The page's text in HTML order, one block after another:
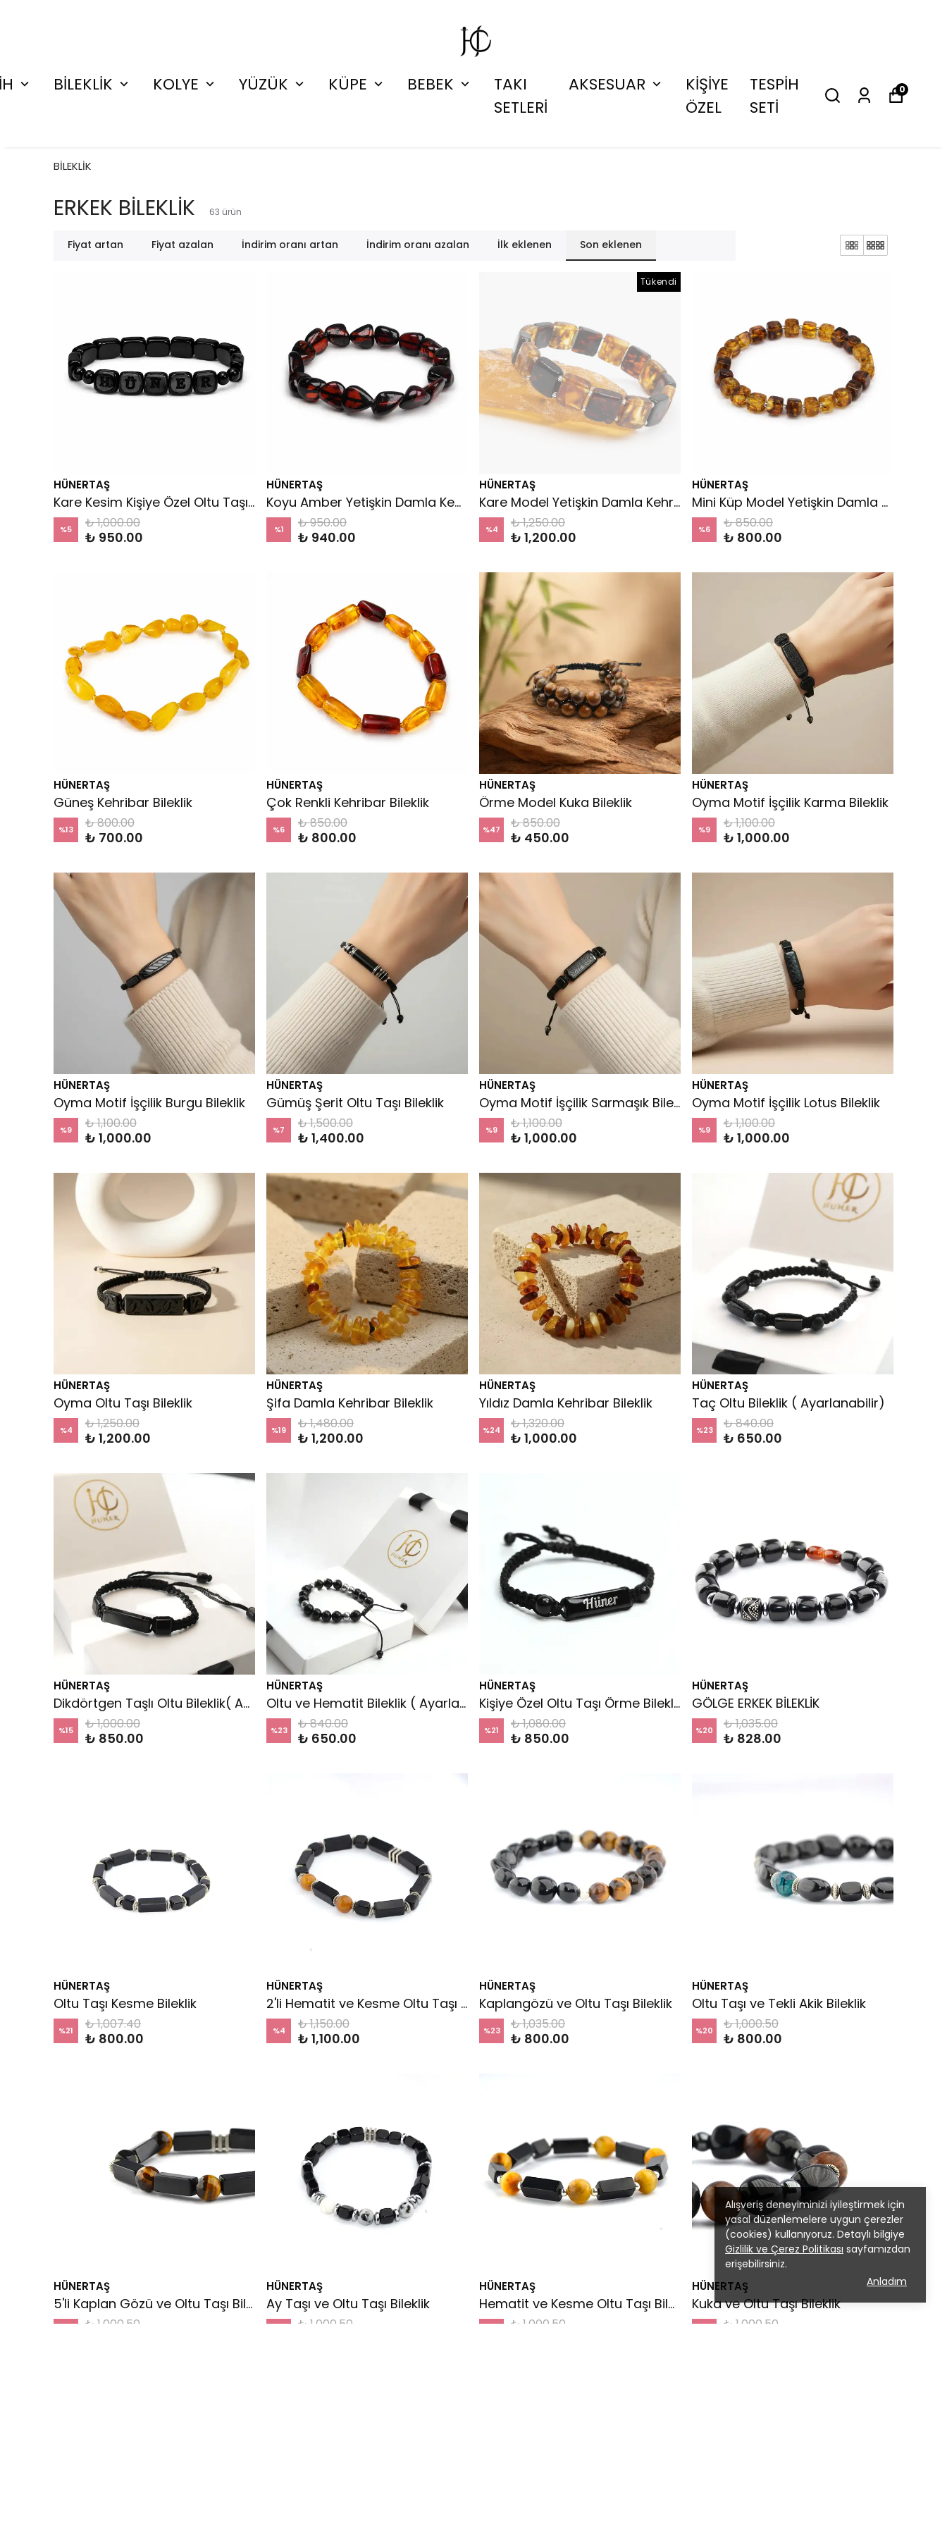
BİLEKLİK KOLYE YÜZÜK KÜPE BEBEK
TAKI
SETLERİ
AKSESUAR
KİŞİYE
ÖZEL
TESPİH
SETİ
0
Alışveriş deneyiminizi iyileştirmek için
yasal düzenlemelere uygun çerezler
(cookies) kullanıyoruz. Detaylı bilgiye
Gizlilik ve Çerez Politikası sayfamızdan
erişebilirsiniz.
Anladım
BİLEKLİK
ERKEK BİLEKLİK 63 ürün
Fiyat artan Fiyat azalan İndirim oranı artan İndirim oranı azalan İlk eklenen Son eklenen
HÜNERTAŞ
Kare Kesim Kişiye Özel Oltu Taşı Bileklik
%5 ₺ 1,000.00
₺ 950.00
HÜNERTAŞ
Koyu Amber Yetişkin Damla Kehribar Bileklik
%1 ₺ 950.00
₺ 940.00
Tükendi
HÜNERTAŞ
Kare Model Yetişkin Damla Kehribar Bileklik
%4 ₺ 1,250.00
₺ 1,200.00
HÜNERTAŞ
Mini Küp Model Yetişkin Damla Kehribar Bileklik
%6 ₺ 850.00
₺ 800.00
HÜNERTAŞ
Güneş Kehribar Bileklik
%13 ₺ 800.00
₺ 700.00
HÜNERTAŞ
Çok Renkli Kehribar Bileklik
%6 ₺ 850.00
₺ 800.00
HÜNERTAŞ
Örme Model Kuka Bileklik
%47 ₺ 850.00
₺ 450.00
HÜNERTAŞ
Oyma Motif İşçilik Karma Bileklik
%9 ₺ 1,100.00
₺ 1,000.00
HÜNERTAŞ
Oyma Motif İşçilik Burgu Bileklik
%9 ₺ 1,100.00
₺ 1,000.00
HÜNERTAŞ
Gümüş Şerit Oltu Taşı Bileklik
%7 ₺ 1,500.00
₺ 1,400.00
HÜNERTAŞ
Oyma Motif İşçilik Sarmaşık Bileklik
%9 ₺ 1,100.00
₺ 1,000.00
HÜNERTAŞ
Oyma Motif İşçilik Lotus Bileklik
%9 ₺ 1,100.00
₺ 1,000.00
HÜNERTAŞ
Oyma Oltu Taşı Bileklik
%4 ₺ 1,250.00
₺ 1,200.00
HÜNERTAŞ
Şifa Damla Kehribar Bileklik
%19 ₺ 1,480.00
₺ 1,200.00
HÜNERTAŞ
Yıldız Damla Kehribar Bileklik
%24 ₺ 1,320.00
₺ 1,000.00
HÜNERTAŞ
Taç Oltu Bileklik ( Ayarlanabilir)
%23 ₺ 840.00
₺ 650.00
HÜNERTAŞ
Dikdörtgen Taşlı Oltu Bileklik( Ayarlanabilir)
%15 ₺ 1,000.00
₺ 850.00
HÜNERTAŞ
Oltu ve Hematit Bileklik ( Ayarlanabilir)
%23 ₺ 840.00
₺ 650.00
HÜNERTAŞ
Kişiye Özel Oltu Taşı Örme Bileklik
%21 ₺ 1,080.00
₺ 850.00
HÜNERTAŞ
GÖLGE ERKEK BİLEKLİK
%20 ₺ 1,035.00
₺ 828.00
HÜNERTAŞ
Oltu Taşı Kesme Bileklik
%21 ₺ 1,007.40
₺ 800.00
HÜNERTAŞ
2'li Hematit ve Kesme Oltu Taşı Bileklik
%4 ₺ 1,150.00
₺ 1,100.00
HÜNERTAŞ
Kaplangözü ve Oltu Taşı Bileklik
%23 ₺ 1,035.00
₺ 800.00
HÜNERTAŞ
Oltu Taşı ve Tekli Akik Bileklik
%20 ₺ 1,000.50
₺ 800.00
HÜNERTAŞ
5'li Kaplan Gözü ve Oltu Taşı Bileklik
₺ 1,000.50
HÜNERTAŞ
Ay Taşı ve Oltu Taşı Bileklik
₺ 1,000.50
HÜNERTAŞ
Hematit ve Kesme Oltu Taşı Bileklik
₺ 1,000.50
HÜNERTAŞ
Kuka ve Oltu Taşı Bileklik
₺ 1,000.50